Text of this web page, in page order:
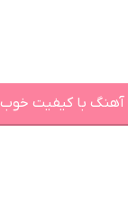
آهنگ با کیفیت خوب 128